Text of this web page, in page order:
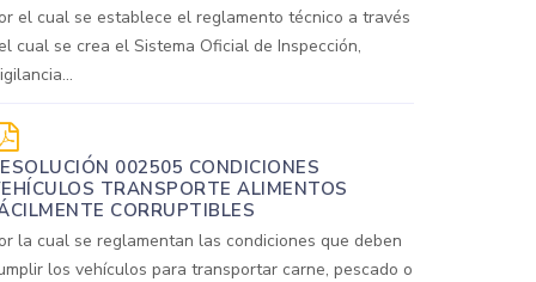
el cual se establece el reglamento técnico a través
cual se crea el Sistema Oficial de Inspección,
002505 CONDICIONES
TRANSPORTE ALIMENTOS
CORRUPTIBLES
la cual se reglamentan las condiciones que deben
los vehículos para transportar carne, pescado o